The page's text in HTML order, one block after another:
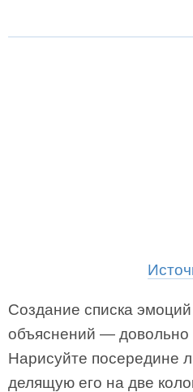
Создание списка
объяснений — довольно
Нарисуйте посередине
делящую его на две